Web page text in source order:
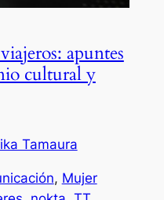
apuntes
cultural y
Tamaura
, Mujer